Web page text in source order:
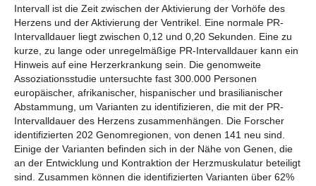
Intervall ist die Zeit zwischen der Aktivierung der Vorhöfe des
Herzens und der Aktivierung der Ventrikel. Eine normale PR-
Intervalldauer liegt zwischen 0,12 und 0,20 Sekunden. Eine zu
kurze, zu lange oder unregelmäßige PR-Intervalldauer kann ein
Hinweis auf eine Herzerkrankung sein. Die genomweite
Assoziationsstudie untersuchte fast 300.000 Personen
europäischer, afrikanischer, hispanischer und brasilianischer
Abstammung, um Varianten zu identifizieren, die mit der PR-
Intervalldauer des Herzens zusammenhängen. Die Forscher
identifizierten 202 Genomregionen, von denen 141 neu sind.
Einige der Varianten befinden sich in der Nähe von Genen, die
an der Entwicklung und Kontraktion der Herzmuskulatur beteiligt
sind. Zusammen können die identifizierten Varianten über 62%